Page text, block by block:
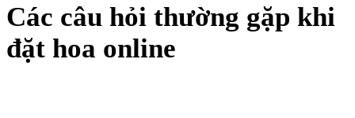
Các câu hỏi thường gặp khi
đặt hoa online